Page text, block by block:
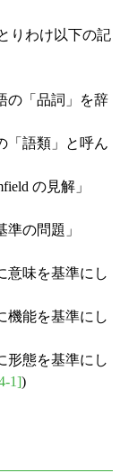
りわけ以下の記
の「品詞」を辞
「語類」と呼ん
の見解」
の問題」
意味を基準にし
機能を基準にし
形態を基準にし
1])